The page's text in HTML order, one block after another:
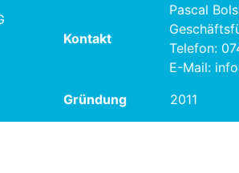
Kontakt
Pascal
Telefon:
E-Mail:
Gründung 2011